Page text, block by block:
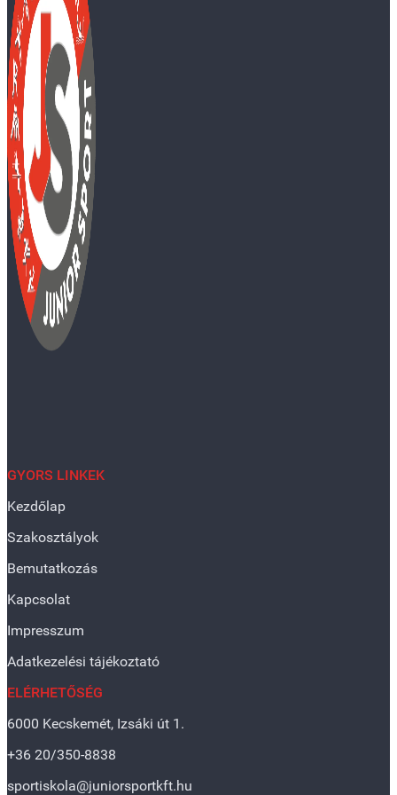
GYORS LINKEK
Kezdőlap
Szakosztályok
Bemutatkozás
Kapcsolat
Impresszum
Adatkezelési tájékoztató
ELÉRHETŐSÉG
6000 Kecskemét, Izsáki út 1.
+36 20/350-8838
sportiskola@juniorsportkft.hu